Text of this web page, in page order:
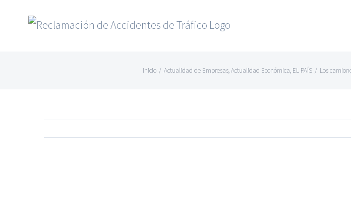
Inicio / Actualidad de Empresas,Actualidad Económica, EL PAÍS / Los